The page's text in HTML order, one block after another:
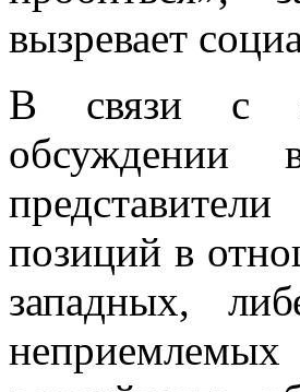
вызревает
В связи с
обсуждении
позиций в
западных,